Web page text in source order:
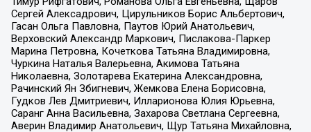
Сергей Алексадрович, Цирульников Борис Альбертович,
Гасан Ольга Павловна, Паутов Юрий Анатольевич,
Верховский Александр Маркович, Пислакова-Паркер
Марина Петровна, Кочеткова Татьяна Владимировна,
Чуркина Наталья Валерьевна, Акимова Татьяна
Николаевна, Золотарева Екатерина Александровна,
Рачинский Ян Збигневич, Жемкова Елена Борисовна,
Гудков Лев Дмитриевич, Илларионова Юлия Юрьевна,
Саранг Анна Васильевна, Захарова Светлана Сергеевна,
Аверин Владимир Анатольевич, Щур Татьяна Михайловна,